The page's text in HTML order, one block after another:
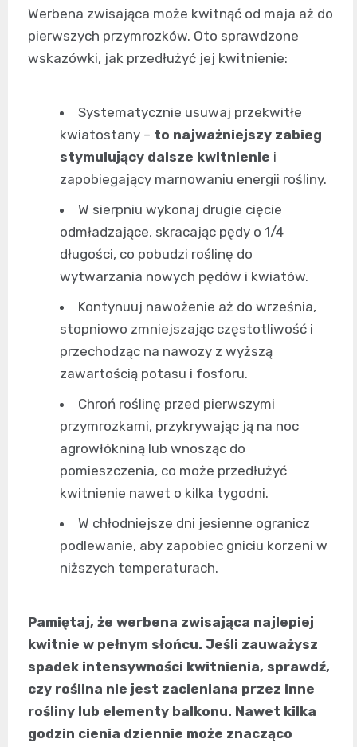
Werbena zwisająca może kwitnąć od maja aż do
pierwszych przymrozków. Oto sprawdzone
wskazówki, jak przedłużyć jej kwitnienie:
Systematycznie usuwaj przekwitłe
kwiatostany – to najważniejszy zabieg
stymulujący dalsze kwitnienie i
zapobiegający marnowaniu energii rośliny.
W sierpniu wykonaj drugie cięcie
odmładzające, skracając pędy o 1/4
długości, co pobudzi roślinę do
wytwarzania nowych pędów i kwiatów.
Kontynuuj nawożenie aż do września,
stopniowo zmniejszając częstotliwość i
przechodząc na nawozy z wyższą
zawartością potasu i fosforu.
Chroń roślinę przed pierwszymi
przymrozkami, przykrywając ją na noc
agrowłókniną lub wnosząc do
pomieszczenia, co może przedłużyć
kwitnienie nawet o kilka tygodni.
W chłodniejsze dni jesienne ogranicz
podlewanie, aby zapobiec gniciu korzeni w
niższych temperaturach.
Pamiętaj, że werbena zwisająca najlepiej
kwitnie w pełnym słońcu. Jeśli zauważysz
spadek intensywności kwitnienia, sprawdź,
czy roślina nie jest zacieniana przez inne
rośliny lub elementy balkonu. Nawet kilka
godzin cienia dziennie może znacząco